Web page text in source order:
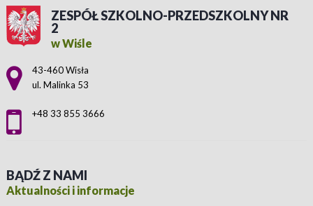
ZESPÓŁ SZKOLNO-PRZEDSZKOLNY NR
2
w Wiśle
Adres pocztowy:
43-460 Wisła
ul. Malinka 53
+48 33 855 3666
BĄDŹ Z NAMI
Aktualności i informacje